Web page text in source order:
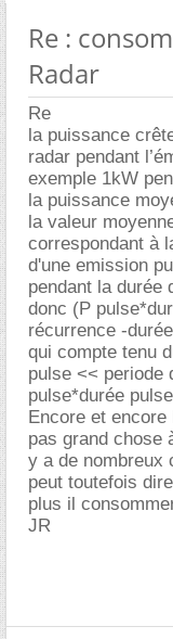
Re :
Radar
Re
la puissance
radar pendant
exemple 1kW
la puissance
la valeur
correspondant à
d'une emission
pendant la durée
donc (P
récurrence -
qui compte tenu
pulse << periode
pulse*durée
Encore et
pas grand chose
y a de nombreux
peut toutefois
plus il
JR